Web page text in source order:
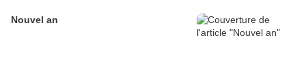
Nouvel an